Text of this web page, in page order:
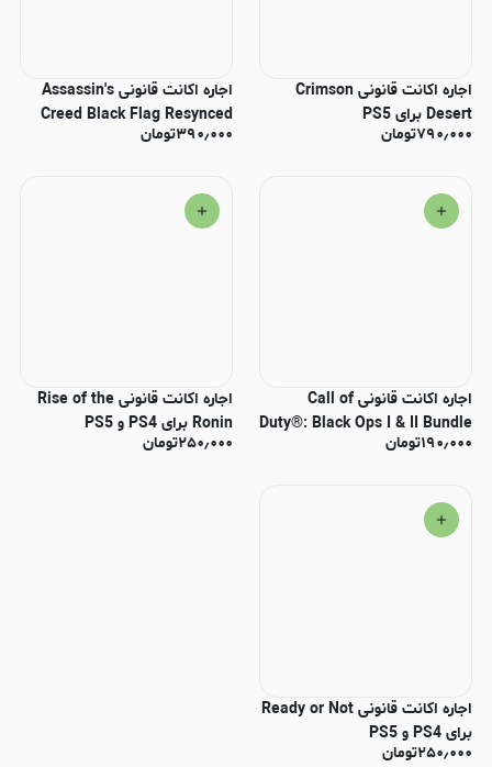
اجاره اکانت قانونی Crimson
Desert برای PS5
۷۹۰٫۰۰۰تومان
اجاره اکانت قانونی Assassin's
Creed Black Flag Resynced
برای PS5
۳۹۰٫۰۰۰تومان
اجاره اکانت قانونی Call of
Duty®: Black Ops I & II Bundle
برای PS5 & PS4
۱۹۰٫۰۰۰تومان
اجاره اکانت قانونی Rise of the
Ronin برای PS4 و PS5
۲۵۰٫۰۰۰تومان
اجاره اکانت قانونی Ready or Not
برای PS4 و PS5
۲۵۰٫۰۰۰تومان